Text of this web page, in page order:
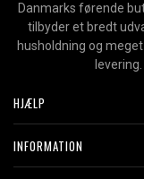
Danmarks førende
tilbyder et bredt
husholdning og
HJÆLP
INFORMATION